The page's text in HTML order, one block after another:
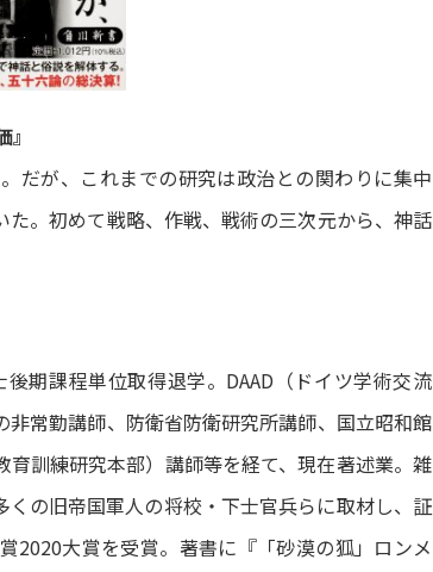
だが、これまでの研究は政治との関わりに集中
。初めて戦略、作戦、戦術の三次元から、神話
期課程単位取得退学。DAAD（ドイツ学術交流
常勤講師、防衛省防衛研究所講師、国立昭和館
訓練研究本部）講師等を経て、現在著述業。雑
の旧帝国軍人の将校・下士官兵らに取材し、証
2020大賞を受賞。著書に『「砂漠の狐」ロンメ